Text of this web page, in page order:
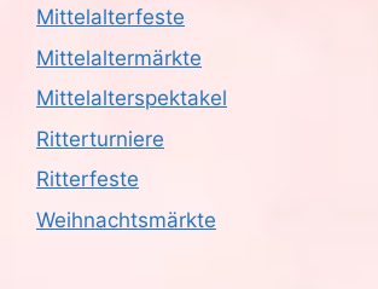
Mittelalterfeste
Mittelaltermärkte
Mittelalterspektakel
Ritterturniere
Ritterfeste
Weihnachtsmärkte